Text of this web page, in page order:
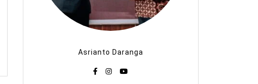
Asrianto Daranga